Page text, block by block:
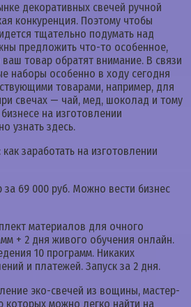
декоративных свечей ручной
конкуренция. Поэтому чтобы
тщательно подумать над
предложить что-то особенное,
товар обратят внимание. В связи
наборы особенно в ходу сегодня
товарами, например, для
свечах — чай, мед, шоколад и тому
на изготовлении
узнать здесь.
за 69 000 руб. Можно вести бизнес
материалов для очного
+ 2 дня живого обучения онлайн.
10 программ. Никаких
и платежей. Запуск за 2 дня.
эко-свечей из вощины, мастер-
которых можно легко найти на